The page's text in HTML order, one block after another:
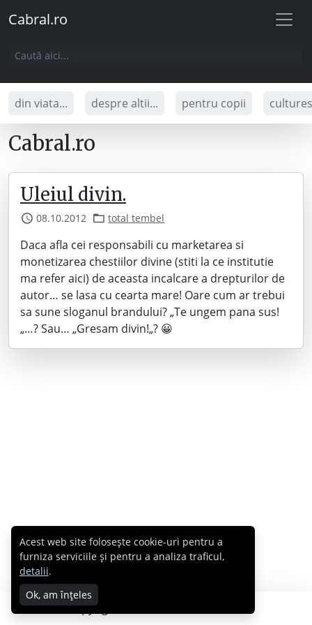
Cabral.ro
din viata... despre altii... pentru copii
Cabral.ro
Uleiul divin.
08.10.2012 total tembel
Daca afla cei responsabili cu marketarea si
monetizarea chestiilor divine (stiti la ce institutie
ma refer aici) de aceasta incalcare a drepturilor de
autor… se lasa cu cearta mare! Oare cum ar trebui
sa sune sloganul brandului? „Te ungem pana sus!
„…? Sau… „Gresam divin!„? 😀
Copyright © 2007 - 2026 Cabral.ro
Acest web site folosește cookie-uri pentru a
furniza serviciile și pentru a analiza traficul,
detalii.
Ok, am înțeles